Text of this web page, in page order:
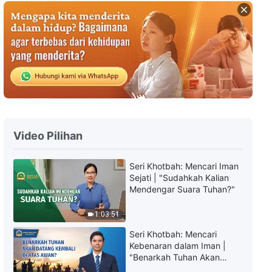
5:28
Lagu Rohani | Hal Nyata tentang
Pekerjaan Pengelolaan Manusia
oleh Tuhan
Lagu Rohani | Penghakiman oleh
Firman Lebih Mampu
Merepresentasikan Otoritas
6:18
Menyelamatkan Manusia
7:43
Lagu Rohani | Jangan
Mengandalkan Imajinasi untuk
Membatasi Penampakan Tuhan
Video Pilihan
1:03:51
Seri Khotbah: Mencari Iman
Sejati | "Sudahkah Kalian
Mendengar Suara Tuhan?"
Seri Khotbah: Mencari
Kebenaran dalam Iman |
"Benarkah Tuhan Akan